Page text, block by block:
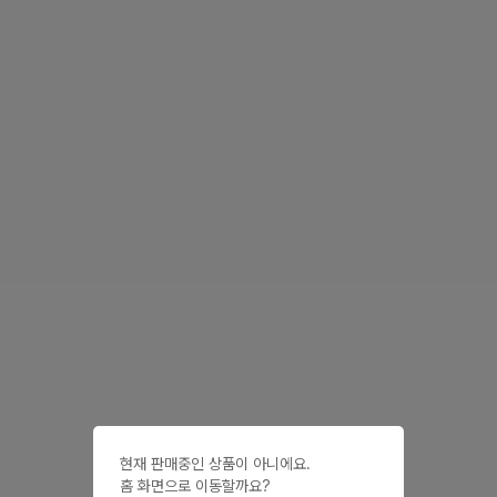
현재 판매중인 상품이 아니에요.
홈 화면으로 이동할까요?